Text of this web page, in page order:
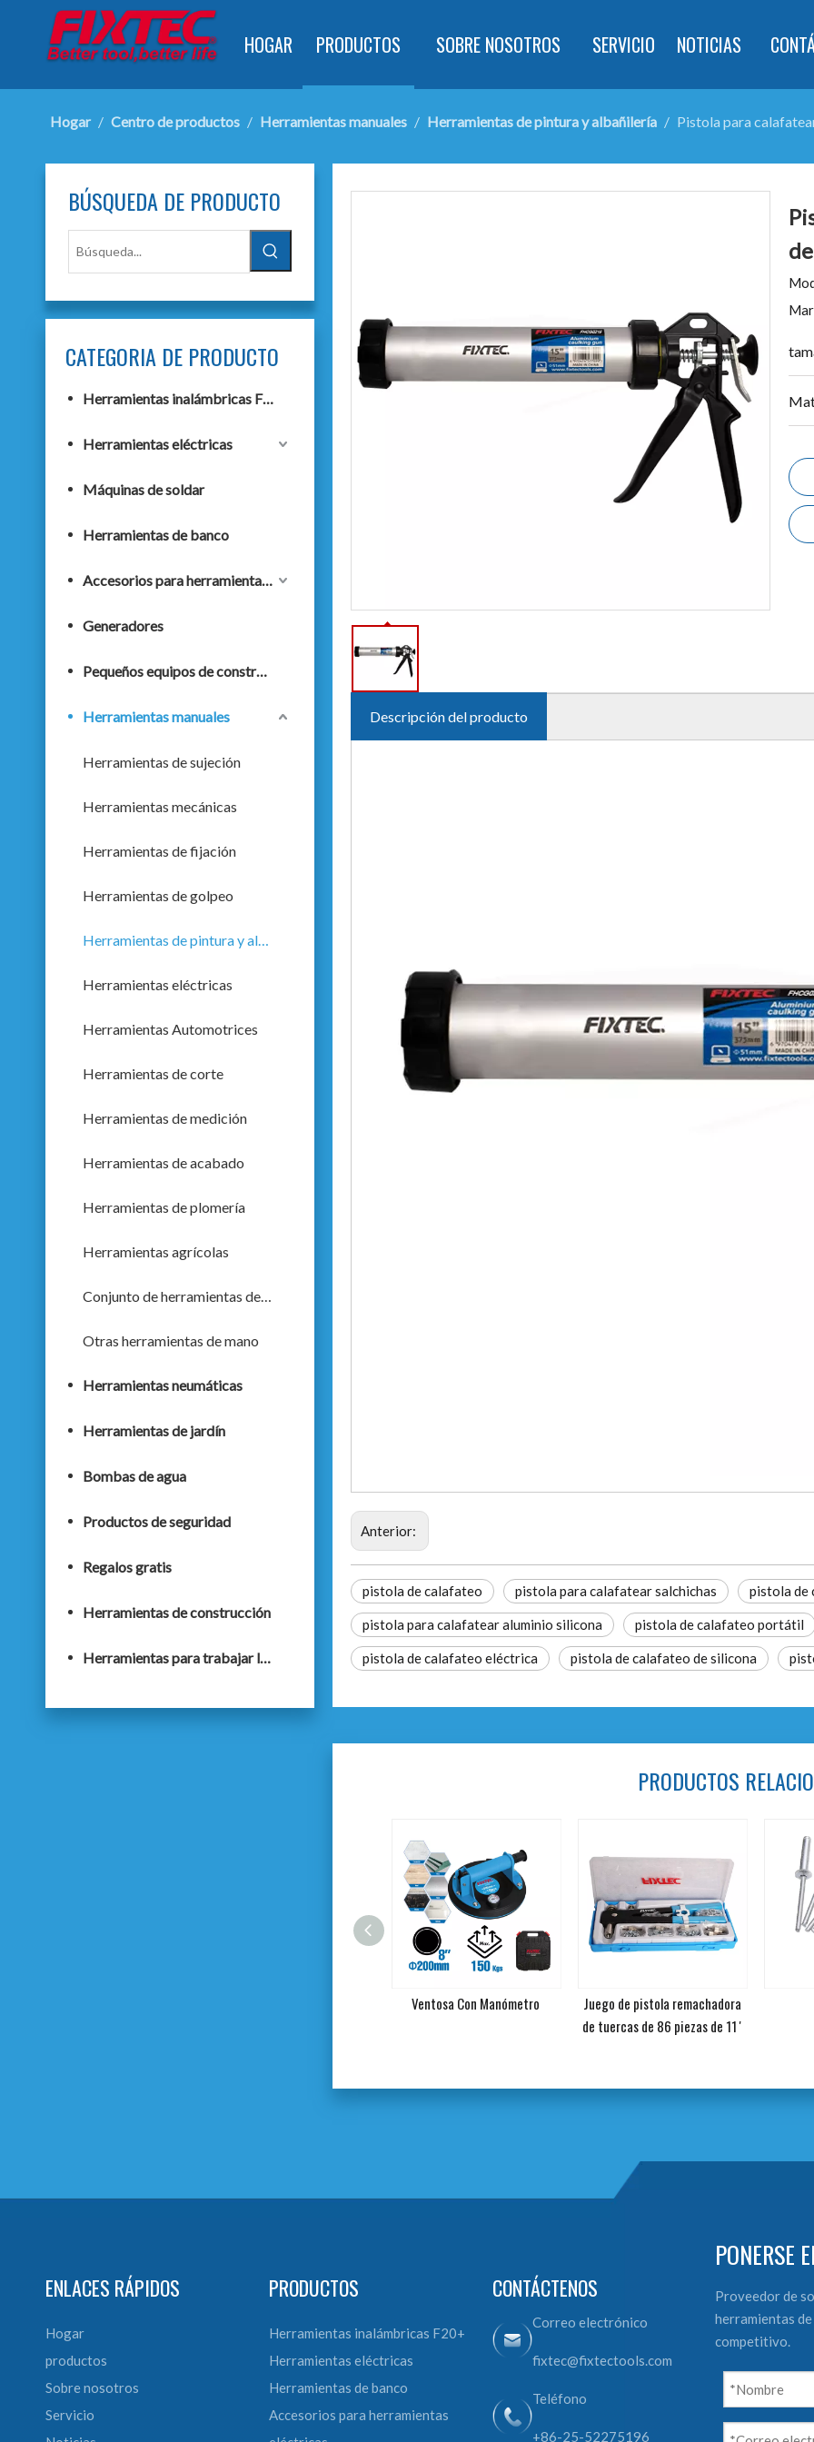
HOGAR PRODUCTOS SOBRE NOSOTROS SERVICIO NOTICIAS
Hogar / Centro de productos / Herramientas manuales / Herramientas de pintura y albañilería / Pistola para
BÚSQUEDA DE PRODUCTO
CATEGORIA DE PRODUCTO
Herramientas inalámbricas F20+
Herramientas eléctricas
Máquinas de soldar
Herramientas de banco
Accesorios para herramientas eléctricas
Generadores
Pequeños equipos de construcción
Herramientas manuales
Herramientas de sujeción
Herramientas mecánicas
Herramientas de fijación
Herramientas de golpeo
Herramientas de pintura y albañilería
Herramientas eléctricas
Herramientas Automotrices
Herramientas de corte
Herramientas de medición
Herramientas de acabado
Herramientas de plomería
Herramientas agrícolas
Conjunto de herramientas de mano
Otras herramientas de mano
Herramientas neumáticas
Herramientas de jardín
Bombas de agua
Productos de seguridad
Regalos gratis
Herramientas de construcción
Herramientas para trabajar la madera
Descripción del producto
Anterior:
pistola de calafateo pistola para calafatear salchichas pistola de
pistola para calafatear aluminio silicona pistola de calafateo portátil
pistola de calafateo eléctrica pistola de calafateo de silicona
PRODUCTOS
Ventosa Con Manómetro
Juego de pistola remachadora
de tuercas de 86 piezas de 11 '
ENLACES RÁPIDOS
Hogar
productos
Sobre nosotros
Servicio
PRODUCTOS
Herramientas inalámbricas F20+
Herramientas eléctricas
Herramientas de banco
Accesorios para herramientas
CONTÁCTENOS
Correo electrónico
fixtec@fixtectools.com
Teléfono
+86-25-52275196
PONERSE
Proveedor de
herramientas
competitivo.